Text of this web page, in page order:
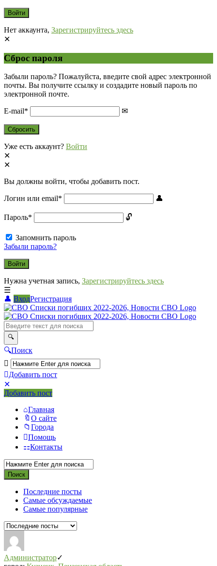
Нет аккаунта, Зарегистрируйтесь здесь
Сброс пароля
Забыли пароль? Пожалуйста, введите свой адрес электронной
почты. Вы получите ссылку и создадите новый пароль по
электронной почте.
E-mail*
Уже есть аккаунт? Войти
Вы должны войти, чтобы добавить пост.
Логин или email*
Пароль*
Запомнить пароль
Забыли пароль?
Нужна учетная запись, Зарегистрируйтесь здесь
ВходРегистрация
СВО
Списки
погибших
2022-
2026,
Новости
СВО
Поиск
Добавить пост
Мобильное
меню
Добавить пост
Главная
О сайте
Города
Помощь
Контакты
Последние посты
Самые обсуждаемые
Самые популярные
Администратор